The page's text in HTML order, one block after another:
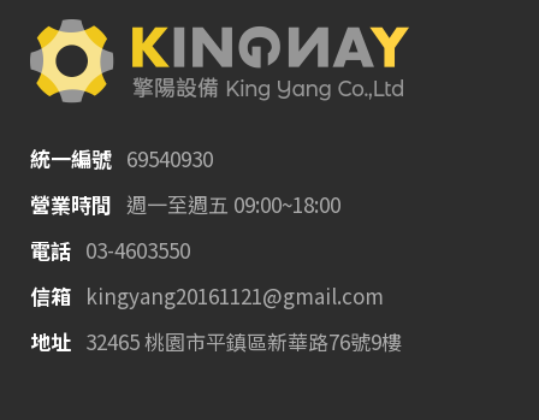
統一編號 69540930
營業時間 週一至週五 09:00~18:00
電話 03-4603550
信箱 kingyang20161121@gmail.com
地址 32465 桃園市平鎮區新華路76號9樓